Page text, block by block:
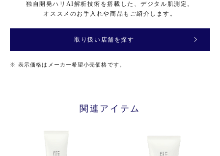
独自開発ハリAI解析技術を搭載した、デジタル肌測定。
オススメのお手入れや商品もご紹介します。
取り扱い店舗を探す
※ 表示価格はメーカー希望小売価格です。
関連アイテム